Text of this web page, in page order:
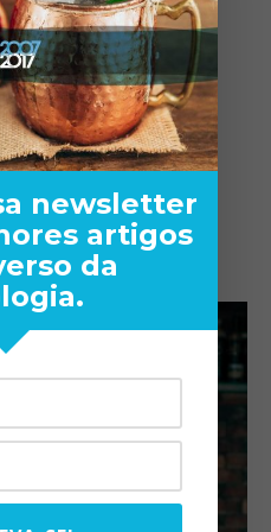
newsletter
artigos
da